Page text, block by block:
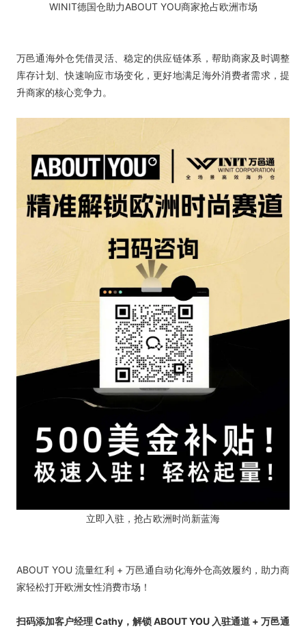
WINIT德国仓助力ABOUT YOU商家抢占欧洲市场
万邑通海外仓凭借灵活、稳定的供应链体系，帮助商家及时调整
库存计划、快速响应市场变化，更好地满足海外消费者需求，提
升商家的核心竞争力。
立即入驻，抢占欧洲时尚新蓝海
ABOUT YOU 流量红利 + 万邑通自动化海外仓高效履约，助力商
家轻松打开欧洲女性消费市场！
扫码添加客户经理 Cathy，解锁 ABOUT YOU 入驻通道 + 万邑通